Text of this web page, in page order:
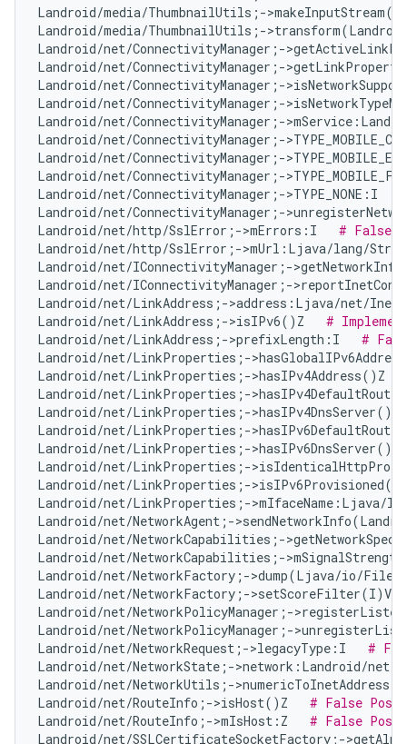
Landroid/media/ThumbnailUtils;-
Landroid/media/ThumbnailUtils;-
Landroid/net/ConnectivityManager;-
Landroid/net/ConnectivityManager;-
Landroid/net/ConnectivityManager;-
Landroid/net/ConnectivityManager;-
Landroid/net/ConnectivityManager;-
Landroid/net/ConnectivityManager;-
Landroid/net/ConnectivityManager;-
Landroid/net/ConnectivityManager;-
Landroid/net/ConnectivityManager;->TYPE_NONE:I
Landroid/net/ConnectivityManager;-
Landroid/net/http/SslError;->mErrors:I # False
Landroid/net/http/SslError;->mUrl:Ljava/lang/
Landroid/net/IConnectivityManager;-
Landroid/net/IConnectivityManager;-
Landroid/net/LinkAddress;->address:Ljava/net/
Landroid/net/LinkAddress;->isIPv6()Z #
Landroid/net/LinkAddress;->prefixLength:I #
Landroid/net/LinkProperties;-
Landroid/net/LinkProperties;->hasIPv4Address()Z
Landroid/net/LinkProperties;-
Landroid/net/LinkProperties;-
Landroid/net/LinkProperties;-
Landroid/net/LinkProperties;-
Landroid/net/LinkProperties;-
Landroid/net/LinkProperties;-
Landroid/net/LinkProperties;-
Landroid/net/NetworkAgent;-
Landroid/net/NetworkCapabilities;-
Landroid/net/NetworkCapabilities;-
Landroid/net/NetworkFactory;->dump(Ljava/io/
Landroid/net/NetworkFactory;-
Landroid/net/NetworkPolicyManager;-
Landroid/net/NetworkPolicyManager;-
Landroid/net/NetworkRequest;->legacyType:I #
Landroid/net/NetworkState;->network:Landroid/
Landroid/net/NetworkUtils;-
Landroid/net/RouteInfo;->isHost()Z # False
Landroid/net/RouteInfo;->mIsHost:Z # False
Landroid/net/SSLCertificateSocketFactory;-